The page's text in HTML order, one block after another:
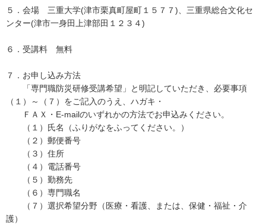
５．会場 三重大学(津市栗真町屋町１５７７)、三重県総合文化セ
ンター(津市一身田上津部田１２３４)
６．受講料 無料
７．お申し込み方法
「専門職防災研修受講希望」と明記していただき、必要事項
（１）～（７）をご記入のうえ、ハガキ・
ＦＡＸ・E-mailのいずれかの方法でお申込みください。
（１）氏名（ふりがなをふってください。）
（２）郵便番号
（３）住所
（４）電話番号
（５）勤務先
（６）専門職名
（７）選択希望分野（医療・看護、または、保健・福祉・介
護）